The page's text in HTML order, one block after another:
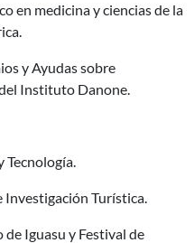
en medicina y ciencias de la
y Ayudas sobre
Instituto Danone.
Tecnología.
Investigación Turística.
Iguasu y Festival de